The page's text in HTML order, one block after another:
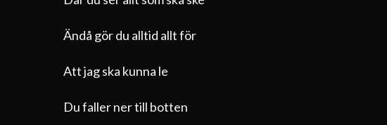
Ändå gör du alltid allt för
Att jag ska kunna le
Du faller ner till botten